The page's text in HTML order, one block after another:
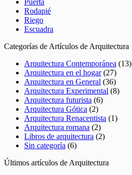
Rodapié
Riego
Escuadra
Categorías de Artículos de Arquitectura
Arquitectura Contemporánea (13)
Arquitectura en el hogar(27)
Arquitectura en General (36)
Arquitectura Experimental (8)
Arquitectura futurista (6)
Arquitectura Gótica (2)
Arquitectura Renacentista (1)
Arquitectura romana (2)
Libros de arquitectura (2)
Sin categoría (6)
Últimos artículos de Arquitectura